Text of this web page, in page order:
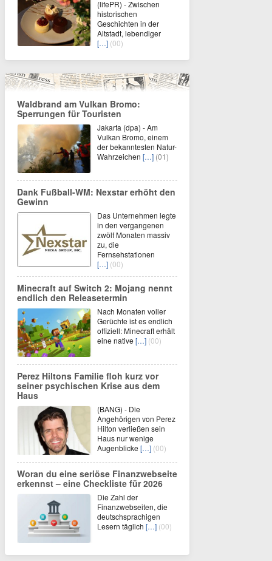
(lifePR) - Zwischen
historischen
Geschichten in der
Altstadt, lebendiger
[…] (00)
Waldbrand am Vulkan Bromo:
Sperrungen für Touristen
Jakarta (dpa) - Am
Vulkan Bromo, einem
der bekanntesten Natur-
Wahrzeichen […] (01)
Dank Fußball-WM: Nexstar erhöht den
Gewinn
Das Unternehmen legte
in den vergangenen
zwölf Monaten massiv
zu, die
Fernsehstationen
[…] (00)
Minecraft auf Switch 2: Mojang nennt
endlich den Releasetermin
Nach Monaten voller
Gerüchte ist es endlich
offiziell: Minecraft erhält
eine native […] (00)
Perez Hiltons Familie floh kurz vor
seiner psychischen Krise aus dem
Haus
(BANG) - Die
Angehörigen von Perez
Hilton verließen sein
Haus nur wenige
Augenblicke […] (00)
Woran du eine seriöse Finanzwebseite
erkennst – eine Checkliste für 2026
Die Zahl der
Finanzwebseiten, die
deutschsprachigen
Lesern täglich […] (00)